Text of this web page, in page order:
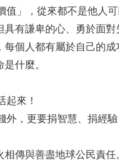
」，從來都不是他人
有謙卑的心、勇於面
個人都有屬於自己的
什麼。
來！
外，更要捐智慧、捐經
相傳與善盡地球公民責任